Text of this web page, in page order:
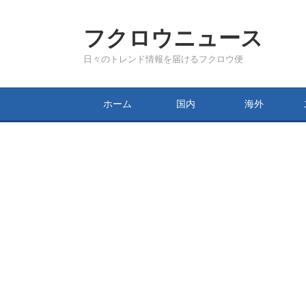
フクロウニュース
日々のトレンド情報を届けるフクロウ便
ホーム 国内 海外